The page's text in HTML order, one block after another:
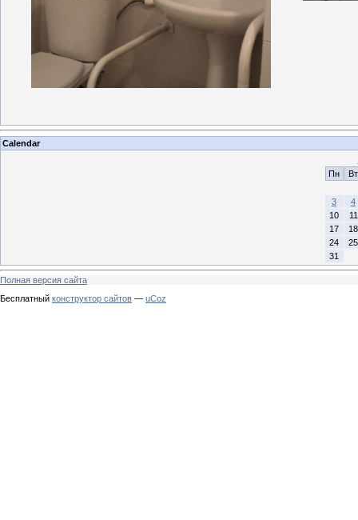
Calendar
Пн
Вт
3
4
10
11
17
18
24
25
31
Полная версия сайта
Бесплатный конструктор сайтов — uCoz